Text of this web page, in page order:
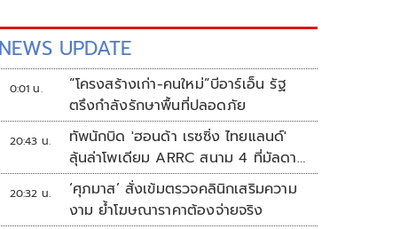
NEWS UPDATE
0:01 น.
“โครงสร้างเก่า-คนใหม่”บีอาร์เอ็น รัฐ
ตรึงกำลังรักษาพื้นที่ปลอดภัย
20:43 น.
ทัพนักบิด 'ฮอนด้า เรซซิ่ง ไทยแลนด์'
ลุ้นล่าโพเดียม ARRC สนาม 4 ที่มัลดาลิ
กา
20:32 น.
‘ศุภมาส’ สั่งเข้มตรวจคลินิกเสริมความ
งาม ย้ำโฆษณาราคาต้องจ่ายจริง